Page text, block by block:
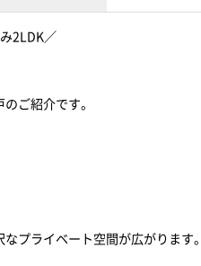
2LDK／
ご紹介です。
プライベート空間が広がります。